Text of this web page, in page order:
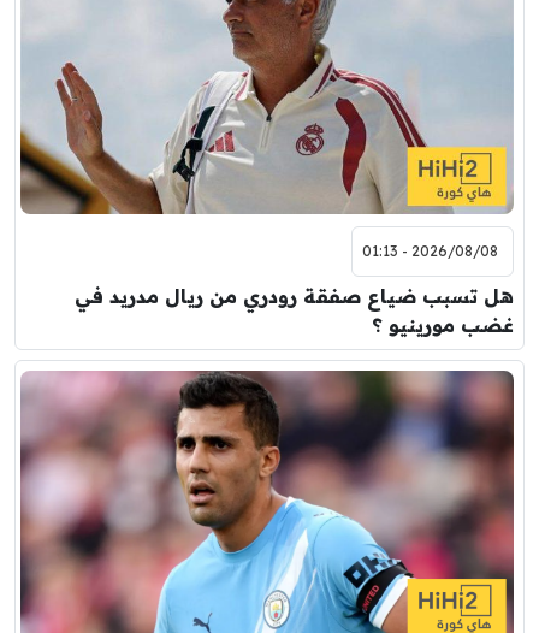
2026/08/08 - 01:13
هل تسبب ضياع صفقة رودري من ريال مدريد في
غضب مورينيو ؟